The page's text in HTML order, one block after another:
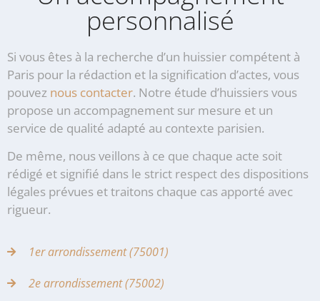
personnalisé
Si vous êtes à la recherche d’un huissier compétent à
Paris pour la rédaction et la signification d’actes, vous
pouvez nous contacter. Notre étude d’huissiers vous
propose un accompagnement sur mesure et un
service de qualité adapté au contexte parisien.
De même, nous veillons à ce que chaque acte soit
rédigé et signifié dans le strict respect des dispositions
légales prévues et traitons chaque cas apporté avec
rigueur.
1er arrondissement (75001)
2e arrondissement (75002)